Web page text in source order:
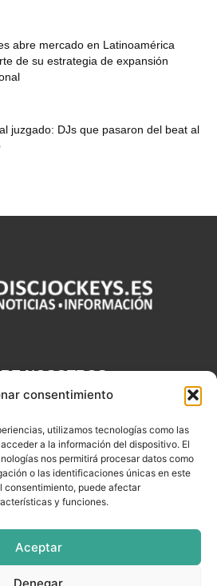
consentimiento
utilizamos tecnologías como las
a la información del dispositivo. El
nos permitirá procesar datos como
o las identificaciones únicas en este
consentimiento, puede afectar
y funciones.
Aceptar
Denegar
abre mercado en Latinoamérica
de su estrategia de expansión
juzgado: DJs que pasaron del beat al
NOSOTROS
noticias, novedades, tecnologías y
ayudaran a ser un mejor Djs.
SÍGUENOS